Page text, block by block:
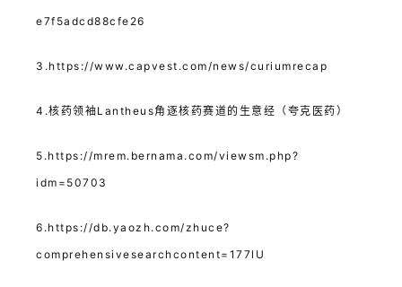
e7f5adcd88cfe26
3.https://www.capvest.com/news/curiumrecap
4.核药领袖Lantheus角逐核药赛道的生意经（夸克医药）
5.https://mrem.bernama.com/viewsm.php?
idm=50703
6.https://db.yaozh.com/zhuce?
comprehensivesearchcontent=177lU